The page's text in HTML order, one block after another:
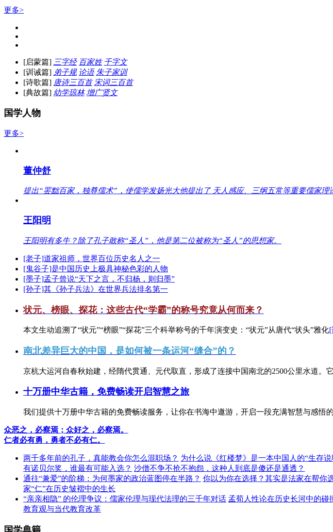
更多>
[启蒙篇] 三字经 百家姓 千字文
[训诫篇] 弟子规 论语 朱子家训
[诗歌篇] 唐诗三百首 宋词三百首
[典故篇] 幼学琼林 增广贤文
国学人物
更多>
董仲舒
提出“罢黜百家，独尊儒术”，使儒学发扬光大他提出了 天人感应、三纲五常等重要儒家理
王阳明
王阳明有多牛？除了孔子敢称“圣人”，他是第二位被称为“圣人”的思想家。
[老子]道家祖师，世界百位历史名人之一
[鬼谷子]是中国历史上极具神秘色彩的人物
[墨子]孟子曾说“天下之言，不归杨，则归墨”
[孙子]其《孙子兵法》在世界兵法排名第一
状元、榜眼、探花：这些古代“学霸”的称号究竟从何而来？
本文生动追溯了“状元”“榜眼”“探花”三个科举称号的千年演变史：“状元”从唐代“状头”雅化[
南北差异巨大的中国，是如何被一条运河“缝合”的？
京杭大运河自春秋始建，经隋代贯通、元代取直，形成了连接中国南北的2500公里水道。
十万册中华古籍，免费畅读开启智慧之旅
我们提供十万册中华古籍的免费畅读服务，让你在书海中遨游，开启一段充满智慧与感悟
众恶之，必察焉；众好之，必察焉。
仁者必有勇，勇者不必有仁。
两千多年前的孔子，真能教会你怎么混职场？ 为什么说《红楼梦》是一本中国人的“生存说
有诺贝尔奖，谁最有可能入选？ 沙僧不争不抢不抱怨，这种人到底是傻还是通透？
通往“兼爱”的阶梯：为何墨家的政治蓝图停在半路？ 你以为你在选择？其实是法家在帮你
家“仁”在历史皱褶中的生长
“亲亲相隐” 的伦理争议：儒家伦理与现代法理的三千年对话 孟荀人性论在历史长河中的碰
教育观与当代教育改革
国学典籍